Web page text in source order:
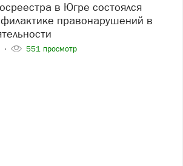
правонарушений в
551 просмотр